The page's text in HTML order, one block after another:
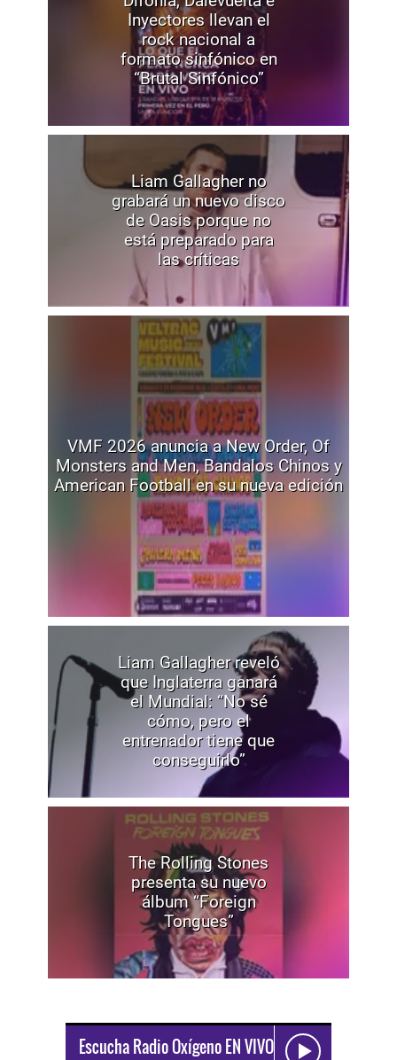
Inyectores llevan el
rock nacional a
formato sinfónico en
“Brutal Sinfónico”
Liam Gallagher no
grabará un nuevo disco
de Oasis porque no
está preparado para
las críticas
VMF 2026 anuncia a New Order, Of
Monsters and Men, Bandalos Chinos y
American Football en su nueva edición
Liam Gallagher reveló
que Inglaterra ganará
el Mundial: “No sé
cómo, pero el
entrenador tiene que
conseguirlo”
The Rolling Stones
presenta su nuevo
álbum “Foreign
Tongues”
Escucha Radio Oxígeno EN VIVO